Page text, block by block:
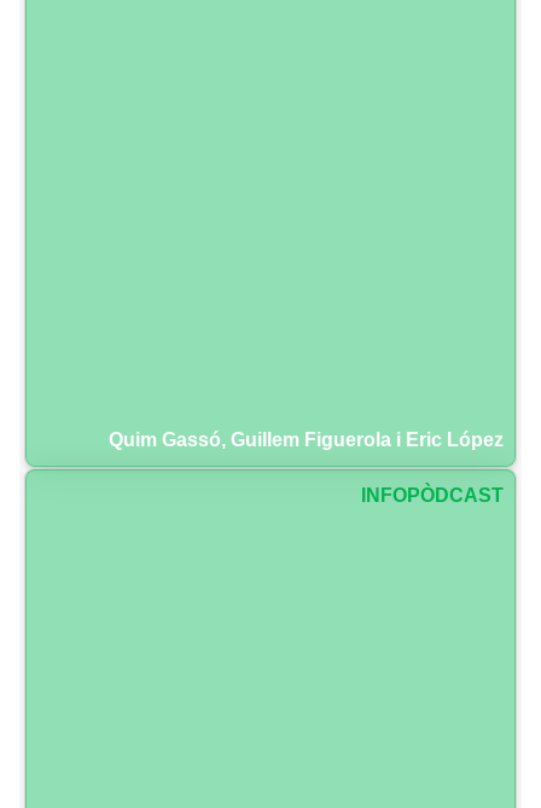
Quim Gassó, Guillem Figuerola i Eric López
INFOPÒDCAST